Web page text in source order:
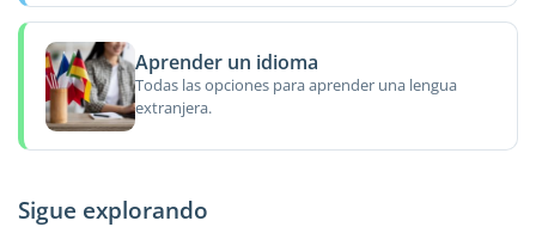
Aprender un idioma
Todas las opciones para aprender una lengua
extranjera.
Sigue explorando